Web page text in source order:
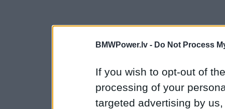
BMWPower.lv - Do Not Process
If you wish to opt-out of
processing of your
targeted advertising by